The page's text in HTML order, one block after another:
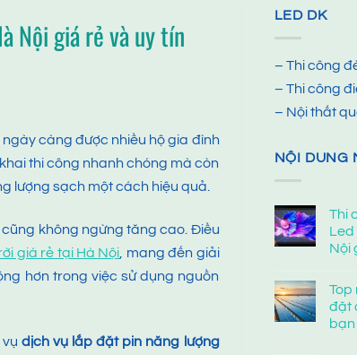
Nội giá rẻ và uy tín
ngày càng được nhiều hộ gia đình
thi công nhanh chóng mà còn
lượng sạch một cách hiệu quả.
không ngừng tăng cao. Điều
giá rẻ tại Hà Nội , mang đến giải
hơn trong việc sử dụng nguồn
vụdịch vụ lắp đặt pin năng lượng
LED DK
– Thi công
– Thi công
– Nội thất
NỘI DUNG
Thi
Led
Nội
Top
đặt
bạn